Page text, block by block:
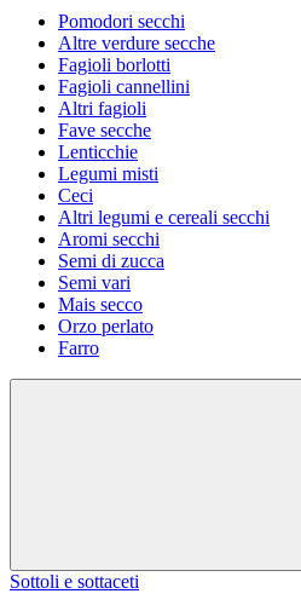
Pomodori secchi
Altre verdure secche
Fagioli borlotti
Fagioli cannellini
Altri fagioli
Fave secche
Lenticchie
Legumi misti
Ceci
Altri legumi e cereali secchi
Aromi secchi
Semi di zucca
Semi vari
Mais secco
Orzo perlato
Farro
Sottoli e sottaceti